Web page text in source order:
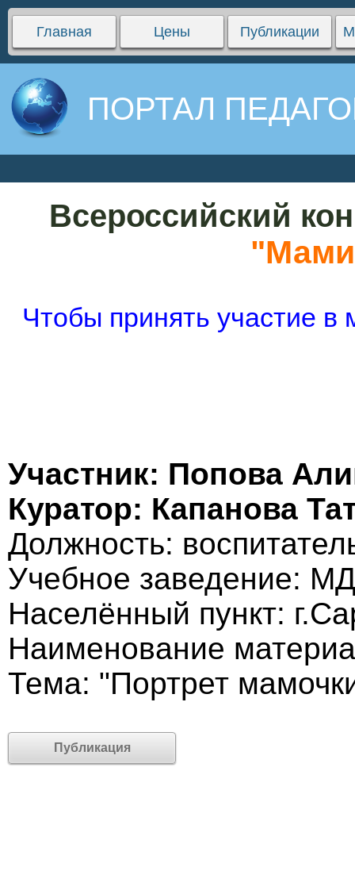
Главная Цены Публикации
ПОРТАЛ
Всероссийский
Чтобы принять участие
Участник: Попова
Куратор: Капанова
Должность:
Учебное заведение:
Населённый пункт:
Наименование
Тема: "Портрет
Публикация